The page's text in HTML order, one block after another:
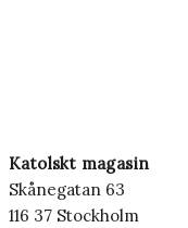
Katolskt magasin
Skånegatan 63
116 37 Stockholm